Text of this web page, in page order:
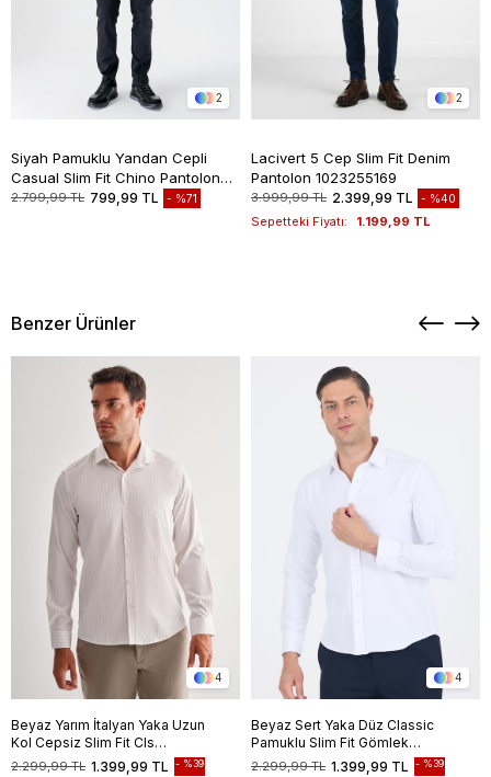
2
Siyah Pamuklu Yandan Cepli
Casual Slim Fit Chino Pantolon
1003235117
2.799,99 TL 799,99 TL %71
2
Lacivert 5 Cep Slim Fit Denim
Pantolon 1023255169
3.999,99 TL 2.399,99 TL %40
Sepetteki Fiyatı: 1.199,99 TL
Benzer Ürünler
4
Beyaz Yarım İtalyan Yaka Uzun
Kol Cepsiz Slim Fit Cls
Gömlek 1004255174
1.399,99 TL
2.299,99 TL %39
4
Beyaz Sert Yaka Düz Classic
Pamuklu Slim Fit Gömlek
1004250214 1.399,99 TL
2.299,99 TL %39